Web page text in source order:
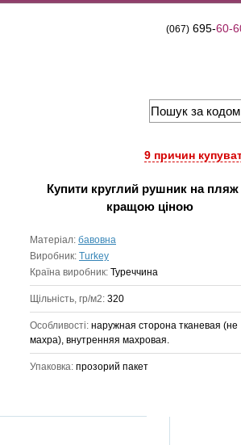
(067)695-60-
9 причин
Купити круглий рушник на пляж
кращою ціною
Матеріал: бавовна
Виробник: Turkey
Країна виробник: Туреччина
Щільність, гр/м2: 320
Особливості: наружная сторона тканевая (не
махра), внутренняя махровая.
Упаковка: прозорий пакет